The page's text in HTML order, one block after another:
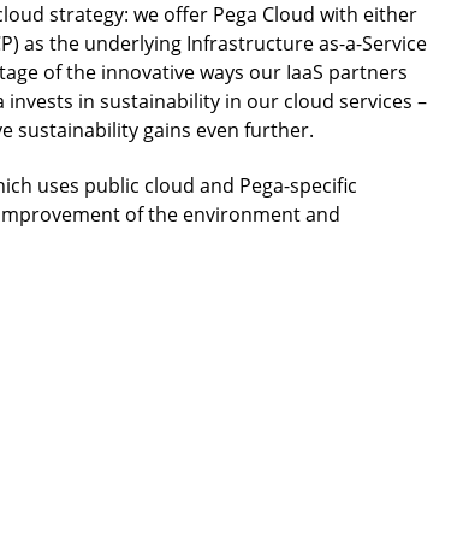
strategy: we offer Pega Cloud with either
as the underlying Infrastructure as-a-Service
of the innovative ways our IaaS partners
in sustainability in our cloud services –
sustainability gains even further.
uses public cloud and Pega-specific
of the environment and